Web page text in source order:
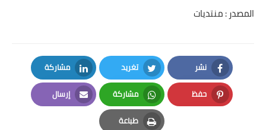
المصدر : منتديات
نشر
Facebook
تغريد
Twitter
مشاركة
LinkedIn
حفظ
Pinterest
مشاركة
Whatsapp
إرسال
Email
طباعة